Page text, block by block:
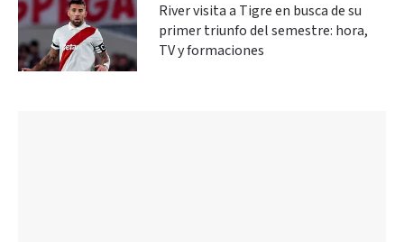
River visita a Tigre en busca de su
primer triunfo del semestre: hora,
TV y formaciones